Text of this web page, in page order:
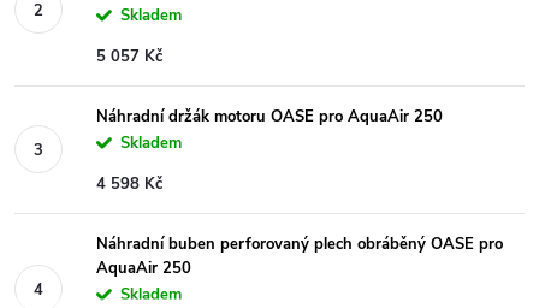
Skladem
5 057 Kč
Náhradní držák motoru OASE pro AquaAir 250
Skladem
4 598 Kč
Náhradní buben perforovaný plech obráběný OASE pro
AquaAir 250
Skladem